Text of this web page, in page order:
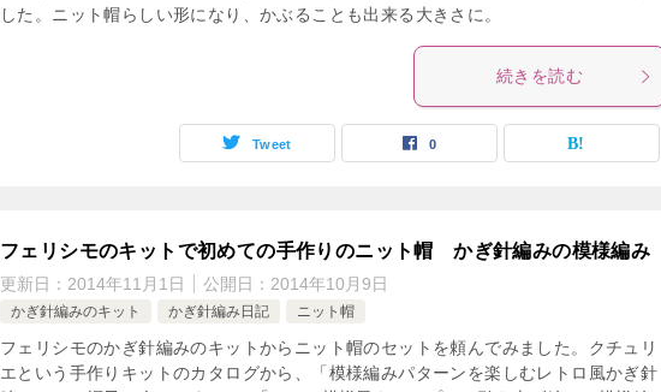
した。ニット帽らしい形になり、かぶることも出来る大きさに。
続きを読む
Tweet 0
フェリシモのキットで初めての手作りのニット帽 かぎ針編みの模様編み
更新日： 2014年11月1日 公開日： 2014年10月9日
かぎ針編みのキット かぎ針編み日記 ニット帽
フェリシモのかぎ針編みのキットからニット帽のセットを頼んでみました。クチュリ
エという手作りキットのカタログから、「模様編みパターンを楽しむレトロ風かぎ針